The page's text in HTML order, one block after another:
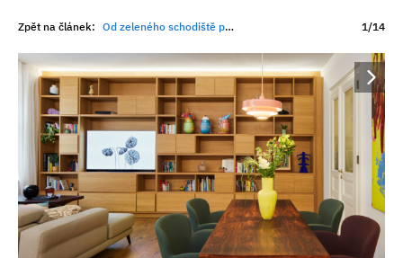
Zpět na článek: Od zeleného schodiště po sběratelské sklo. Byt v centru Prahy překvapuje na každém kroku 1/14